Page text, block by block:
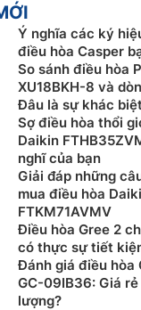
khuẩn, khử
inverter
Enzyme với
loại vi khuẩn, vi
vi khuẩn và tiêu
khử mùi có tác
cách loại bỏ các
dị ứng như phấn
Ý nghĩa các ký
điều hòa Casper
So sánh điều hòa
XU18BKH-8 và
Đâu là sự khác
Sợ điều hòa thổi
Daikin
nghĩ của bạn
Giải đáp những
mua điều hòa
FTKM71AVMV
Điều hòa Gree 2
có thực sự tiết
Đánh giá điều
GC-09IB36: Giá
lượng?